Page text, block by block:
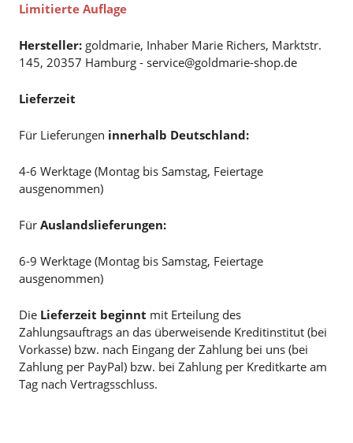
Limitierte Auflage
Hersteller: goldmarie, Inhaber Marie Richers, Marktstr.
145, 20357 Hamburg - service@goldmarie-shop.de
Lieferzeit
Für Lieferungen innerhalb Deutschland:
4-6 Werktage (Montag bis Samstag, Feiertage
ausgenommen)
Für Auslandslieferungen:
6-9 Werktage (Montag bis Samstag, Feiertage
ausgenommen)
Die Lieferzeit beginnt mit Erteilung des
Zahlungsauftrags an das überweisende Kreditinstitut (bei
Vorkasse) bzw. nach Eingang der Zahlung bei uns (bei
Zahlung per PayPal) bzw. bei Zahlung per Kreditkarte am
Tag nach Vertragsschluss.